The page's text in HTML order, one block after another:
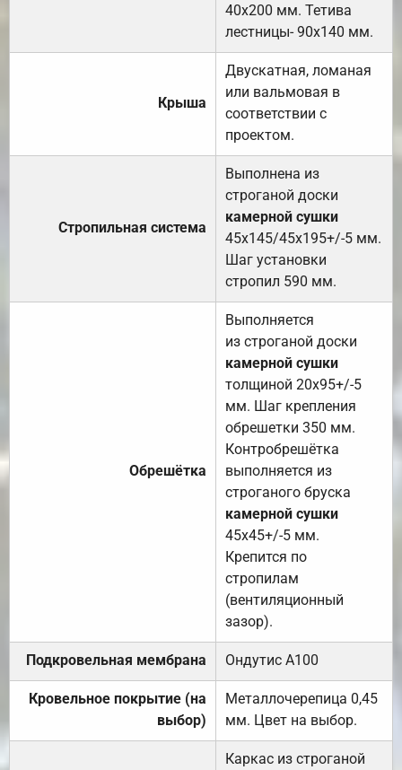
40х200 мм. Тетива
лестницы- 90х140 мм.
Крыша
Двускатная, ломаная
или вальмовая в
соответствии с
проектом.
Стропильная система
Выполнена из
строганой доски
камерной сушки
45х145/45х195+/-5 мм.
Шаг установки
стропил 590 мм.
Обрешётка
Выполняется
из строганой доски
камерной сушки
толщиной 20х95+/-5
мм. Шаг крепления
обрешетки 350 мм.
Контробрешётка
выполняется из
строганого бруска
камерной сушки
45х45+/-5 мм.
Крепится по
стропилам
(вентиляционный
зазор).
Подкровельная мембрана Ондутис А100
Кровельное покрытие (на
выбор)
Металлочерепица 0,45
мм. Цвет на выбор.
Каркас из строганой